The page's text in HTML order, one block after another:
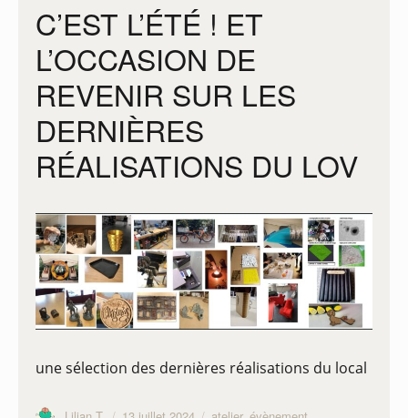
C’EST L’ÉTÉ ! ET
L’OCCASION DE
REVENIR SUR LES
DERNIÈRES
RÉALISATIONS DU LOV
une sélection des dernières réalisations du local